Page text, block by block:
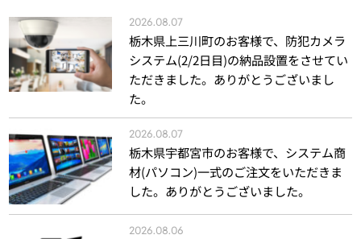
2026.08.07
栃木県上三川町のお客様で、防犯カメラ
システム(2/2日目)の納品設置をさせてい
ただきました。ありがとうございまし
た。
2026.08.07
栃木県宇都宮市のお客様で、システム商
材(パソコン)一式のご注文をいただきま
した。ありがとうございました。
2026.08.06